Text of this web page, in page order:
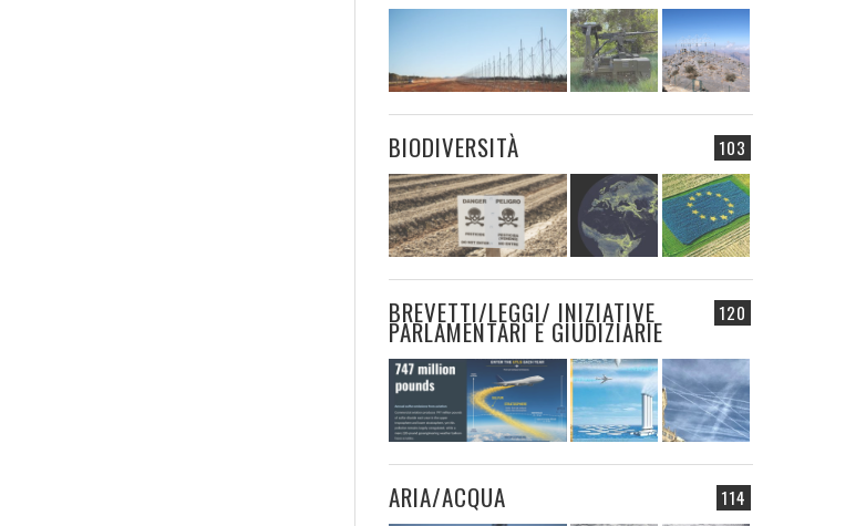
103
BIODIVERSITÀ
120
BREVETTI/LEGGI/ INIZIATIVE
PARLAMENTARI E GIUDIZIARIE
114
ARIA/ACQUA